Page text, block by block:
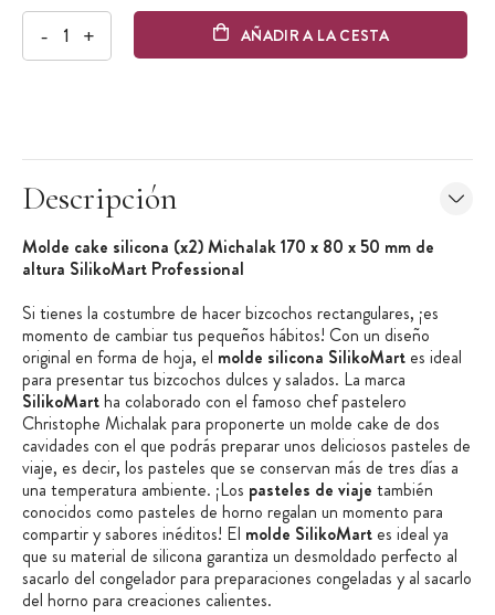
- + AÑADIR A LA CESTA
Descripción
Molde cake silicona (x2) Michalak 170 x 80 x 50 mm de
altura SilikoMart Professional
Si tienes la costumbre de hacer bizcochos rectangulares, ¡es
momento de cambiar tus pequeños hábitos! Con un diseño
original en forma de hoja, el molde silicona SilikoMart es ideal
para presentar tus bizcochos dulces y salados. La marca
SilikoMartha colaborado con el famoso chef pastelero
Christophe Michalak para proponerte un molde cake de dos
cavidades con el que podrás preparar unos deliciosos pasteles de
viaje, es decir, los pasteles que se conservan más de tres días a
una temperatura ambiente. ¡Los pasteles de viaje también
conocidos como pasteles de horno regalan un momento para
compartir y sabores inéditos! El molde SilikoMart es ideal ya
que su material de silicona garantiza un desmoldado perfecto al
sacarlo del congelador para preparaciones congeladas y al sacarlo
del horno para creaciones calientes.